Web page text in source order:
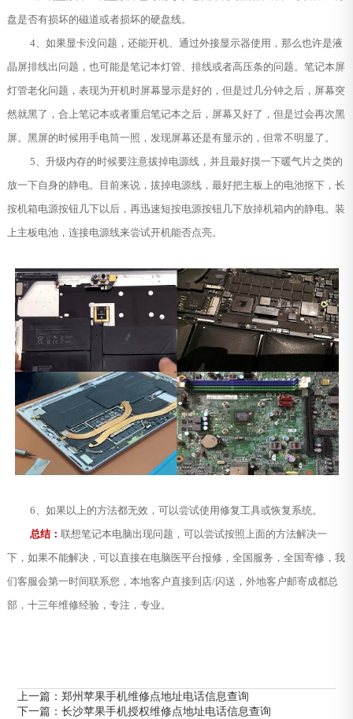
盘是否有损坏的磁道或者损坏的硬盘线。
4、如果显卡没问题，还能开机、通过外接显示器使用，那么也许是液
晶屏排线出问题，也可能是笔记本灯管、排线或者高压条的问题。笔记本屏
灯管老化问题，表现为开机时屏幕显示是好的，但是过几分钟之后，屏幕突
然就黑了，合上笔记本或者重启笔记本之后，屏幕又好了，但是过会再次黑
屏。黑屏的时候用手电筒一照，发现屏幕还是有显示的，但常不明显了。
5、升级内存的时候要注意拔掉电源线，并且最好摸一下暖气片之类的
放一下自身的静电。目前来说，拔掉电源线，最好把主板上的电池抠下，长
按机箱电源按钮几下以后，再迅速短按电源按钮几下放掉机箱内的静电。装
上主板电池，连接电源线来尝试开机能否点亮。
6、如果以上的方法都无效，可以尝试使用修复工具或恢复系统。
总结： 联想笔记本电脑出现问题，可以尝试按照上面的方法解决一
下，如果不能解决，可以直接在电脑医平台报修，全国服务，全国寄修，我
们客服会第一时间联系您，本地客户直接到店/闪送，外地客户邮寄成都总
部，十三年维修经验，专注，专业。
上一篇：郑州苹果手机维修点地址电话信息查询
下一篇：长沙苹果手机授权维修点地址电话信息查询